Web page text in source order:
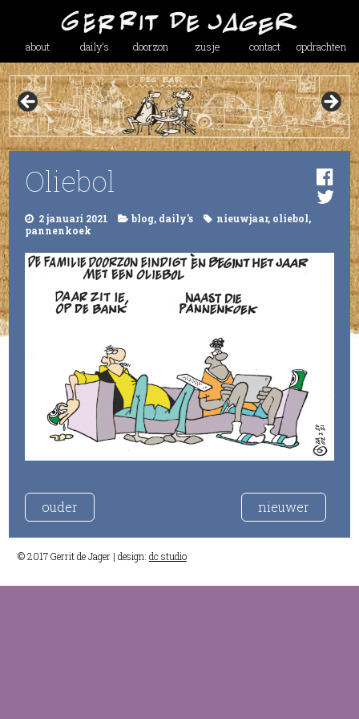
about daily’s doorzon zusje contact opdrachten
Oliebol
2 januari 2021 blog, daily's nieuwjaar, oliebol,
pannenkoek
ouder nieuwer
© 2017 Gerrit de Jager | design: dc studio